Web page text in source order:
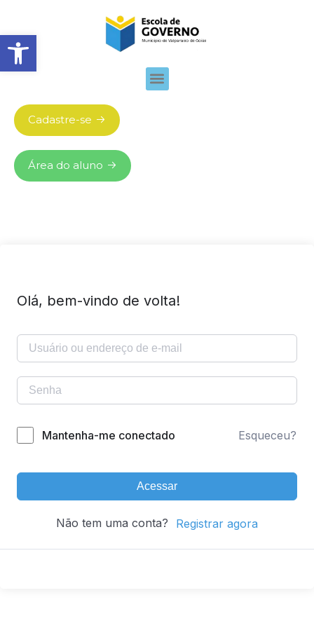
Abrir barra de ferramentas
Cadastre-se
Área do aluno
Olá, bem-vindo de volta!
Mantenha-me conectado Esqueceu?
Acessar
Não tem uma conta? Registrar agora